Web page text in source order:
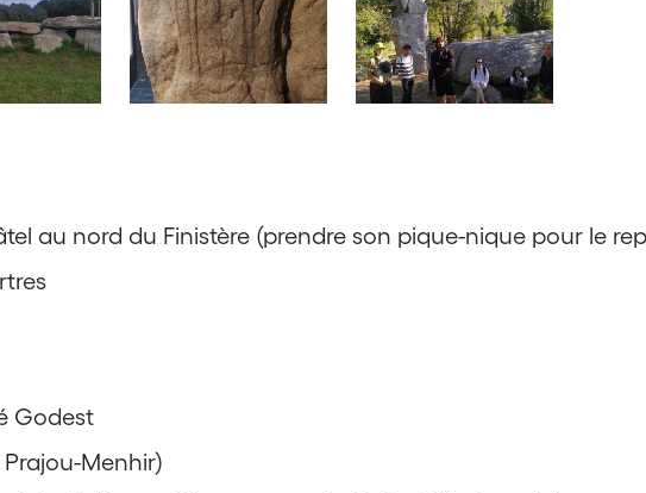
au nord du Finistère (prendre son pique-nique pour le
Godest
Menhir)